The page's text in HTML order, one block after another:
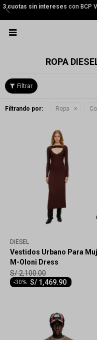
3 cuotas sin intereses con BCP

ROPA
Filtrando por: Ropa
DIESEL
Vestidos Urbano Para
M-Oloni Dress
S/ 1,469.90
-30
S/2,100.00